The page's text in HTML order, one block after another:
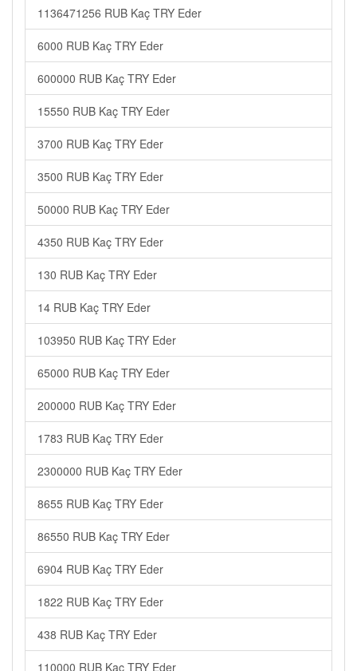
1136471256 RUB Kaç TRY Eder
6000 RUB Kaç TRY Eder
600000 RUB Kaç TRY Eder
15550 RUB Kaç TRY Eder
3700 RUB Kaç TRY Eder
3500 RUB Kaç TRY Eder
50000 RUB Kaç TRY Eder
4350 RUB Kaç TRY Eder
130 RUB Kaç TRY Eder
14 RUB Kaç TRY Eder
103950 RUB Kaç TRY Eder
65000 RUB Kaç TRY Eder
200000 RUB Kaç TRY Eder
1783 RUB Kaç TRY Eder
2300000 RUB Kaç TRY Eder
8655 RUB Kaç TRY Eder
86550 RUB Kaç TRY Eder
6904 RUB Kaç TRY Eder
1822 RUB Kaç TRY Eder
438 RUB Kaç TRY Eder
110000 RUB Kaç TRY Eder